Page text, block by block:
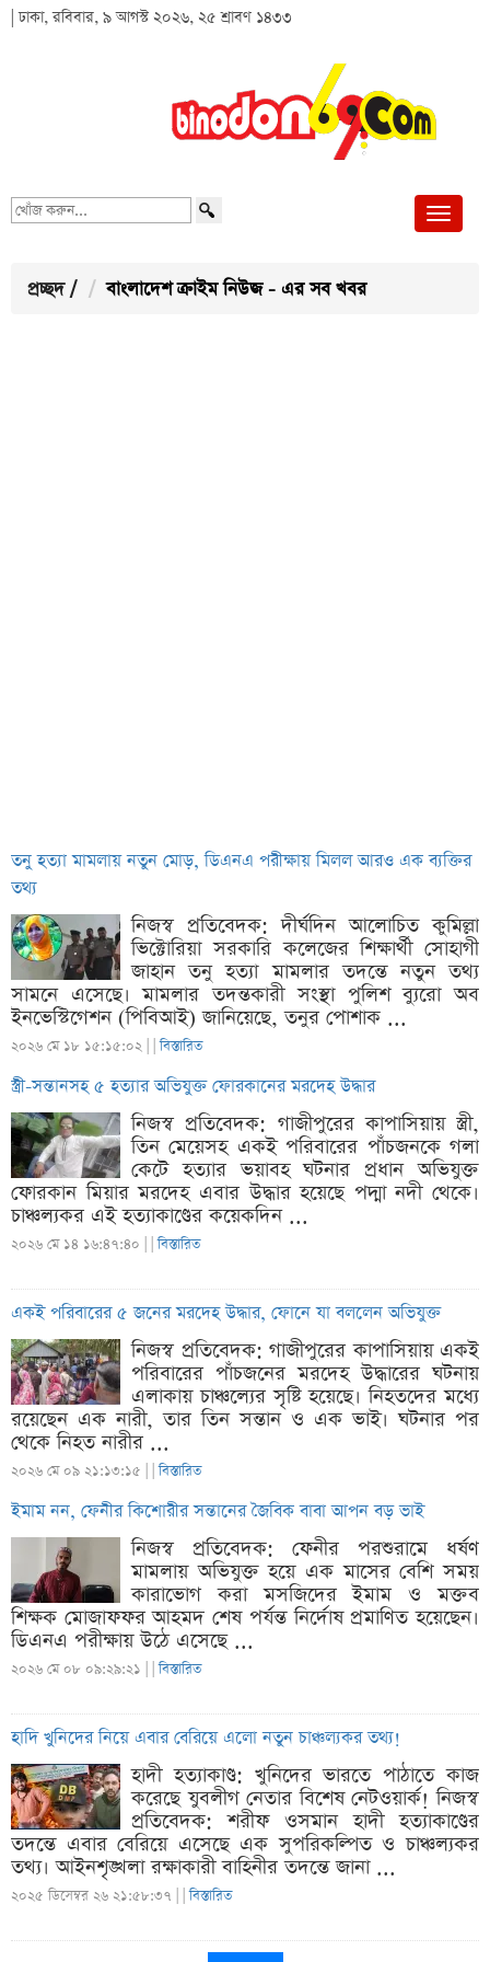
| ঢাকা, রবিবার, ৯ আগস্ট ২০২৬, ২৫ শ্রাবণ ১৪৩৩
খোঁজ
প্রচ্ছদ / বাংলাদেশ ক্রাইম নিউজ - এর সব খবর
তনু হত্যা মামলায় নতুন মোড়, ডিএনএ পরীক্ষায় মিলল আরও এক ব্যক্তির
তথ্য
নিজস্ব প্রতিবেদক: দীর্ঘদিন আলোচিত কুমিল্লা
ভিক্টোরিয়া সরকারি কলেজের শিক্ষার্থী সোহাগী
জাহান তনু হত্যা মামলার তদন্তে নতুন তথ্য
সামনে এসেছে। মামলার তদন্তকারী সংস্থা পুলিশ ব্যুরো অব
ইনভেস্টিগেশন (পিবিআই) জানিয়েছে, তনুর পোশাক ...
২০২৬ মে ১৮ ১৫:১৫:০২ | |বিস্তারিত
স্ত্রী-সন্তানসহ ৫ হত্যার অভিযুক্ত ফোরকানের মরদেহ উদ্ধার
নিজস্ব প্রতিবেদক: গাজীপুরের কাপাসিয়ায় স্ত্রী,
তিন মেয়েসহ একই পরিবারের পাঁচজনকে গলা
কেটে হত্যার ভয়াবহ ঘটনার প্রধান অভিযুক্ত
ফোরকান মিয়ার মরদেহ এবার উদ্ধার হয়েছে পদ্মা নদী থেকে।
চাঞ্চল্যকর এই হত্যাকাণ্ডের কয়েকদিন ...
২০২৬ মে ১৪ ১৬:৪৭:৪০ | |বিস্তারিত
একই পরিবারের ৫ জনের মরদেহ উদ্ধার, ফোনে যা বললেন অভিযুক্ত
নিজস্ব প্রতিবেদক: গাজীপুরের কাপাসিয়ায় একই
পরিবারের পাঁচজনের মরদেহ উদ্ধারের ঘটনায়
এলাকায় চাঞ্চল্যের সৃষ্টি হয়েছে। নিহতদের মধ্যে
রয়েছেন এক নারী, তার তিন সন্তান ও এক ভাই। ঘটনার পর
থেকে নিহত নারীর ...
২০২৬ মে ০৯ ২১:১৩:১৫ | |বিস্তারিত
ইমাম নন, ফেনীর কিশোরীর সন্তানের জৈবিক বাবা আপন বড় ভাই
নিজস্ব প্রতিবেদক: ফেনীর পরশুরামে ধর্ষণ
মামলায় অভিযুক্ত হয়ে এক মাসের বেশি সময়
কারাভোগ করা মসজিদের ইমাম ও মক্তব
শিক্ষক মোজাফফর আহমদ শেষ পর্যন্ত নির্দোষ প্রমাণিত হয়েছেন।
ডিএনএ পরীক্ষায় উঠে এসেছে ...
২০২৬ মে ০৮ ০৯:২৯:২১ | |বিস্তারিত
হাদি খুনিদের নিয়ে এবার বেরিয়ে এলো নতুন চাঞ্চল্যকর তথ্য!
হাদী হত্যাকাণ্ড: খুনিদের ভারতে পাঠাতে কাজ
করেছে যুবলীগ নেতার বিশেষ নেটওয়ার্ক! নিজস্ব
প্রতিবেদক: শরীফ ওসমান হাদী হত্যাকাণ্ডের
তদন্তে এবার বেরিয়ে এসেছে এক সুপরিকল্পিত ও চাঞ্চল্যকর
তথ্য। আইনশৃঙ্খলা রক্ষাকারী বাহিনীর তদন্তে জানা ...
২০২৫ ডিসেম্বর ২৬ ২১:৫৮:৩৭ | |বিস্তারিত